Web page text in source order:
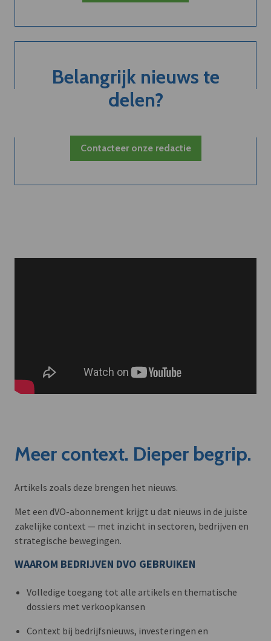
Belangrijk nieuws te
delen?
Contacteer onze redactie
Meer context. Dieper begrip.
Artikels zoals deze brengen het nieuws.
Met een dVO-abonnement krijgt u dat nieuws in de juiste
zakelijke context — met inzicht in sectoren, bedrijven en
strategische bewegingen.
WAAROM BEDRIJVEN DVO GEBRUIKEN
Volledige toegang tot alle artikels en thematische
dossiers met verkoopkansen
Context bij bedrijfsnieuws, investeringen en